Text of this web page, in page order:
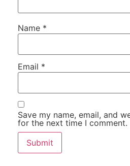
Name *
Email *
Save my name, email, and
for the next time I comment.